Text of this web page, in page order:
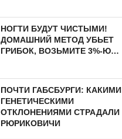
НОГТИ БУДУТ ЧИСТЫМИ!
ДОМАШНИЙ МЕТОД УБЬЕТ
ГРИБОК, ВОЗЬМИТЕ 3%-Ю…
ПОЧТИ ГАБСБУРГИ: КАКИМИ
ГЕНЕТИЧЕСКИМИ
ОТКЛОНЕНИЯМИ СТРАДАЛИ
РЮРИКОВИЧИ